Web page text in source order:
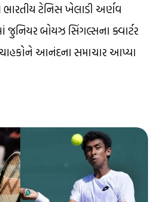
ભારતીય ટેનિસ ખેલાડી અર્ણવ
જુનિયર બોયઝ સિંગલ્સના ક્વાર્ટર
આનંદના સમાચાર આપ્યા